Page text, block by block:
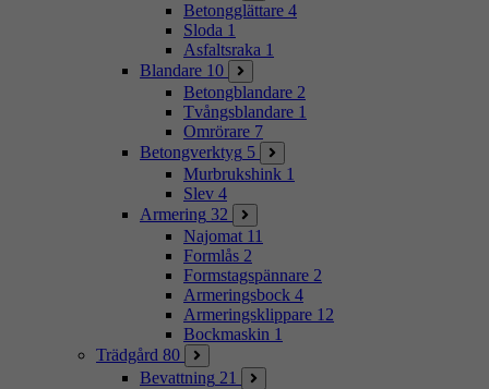
Betongglättare 4
Sloda 1
Asfaltsraka 1
Blandare 10
Betongblandare 2
Tvångsblandare 1
Omrörare 7
Betongverktyg 5
Murbrukshink 1
Slev 4
Armering 32
Najomat 11
Formlås 2
Formstagspännare 2
Armeringsbock 4
Armeringsklippare 12
Bockmaskin 1
Trädgård 80
Bevattning 21